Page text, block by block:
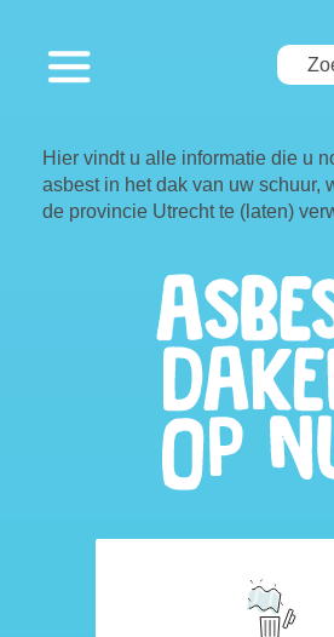
Hier vindt u alle informatie die u
asbest in het dak van uw schuur,
de provincie Utrecht te (laten)